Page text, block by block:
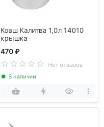
Ковш Калитва 1,0л 14010
крышка
470 ₽
Нет отзывов
В наличии